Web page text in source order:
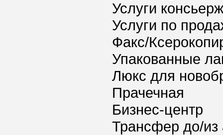
Услуги
Услуги по
Факс/
Упакованные
Люкс для
Прачечная
Бизнес-центр
Трансфер до/из